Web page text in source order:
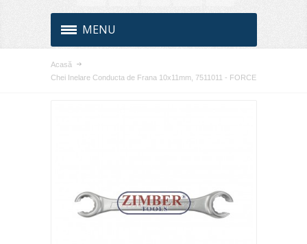
MENU
Acasă
Chei Inelare Conducta de Frana 10х11mm, 7511011 - FORCE